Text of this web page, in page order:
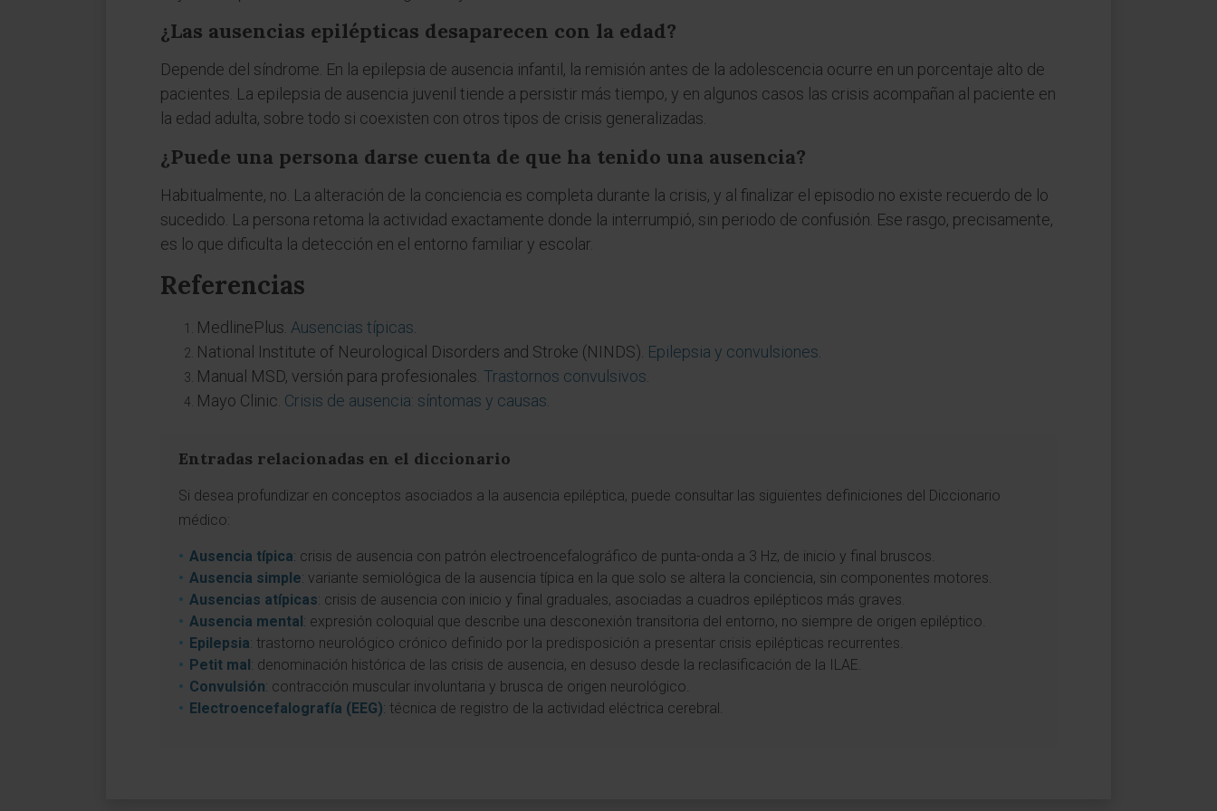
¿Las ausencias epilépticas desaparecen con la edad?
Depende del síndrome. En la epilepsia de ausencia infantil, la remisión antes de la adolescencia ocurre en un porcentaje alto de
pacientes. La epilepsia de ausencia juvenil tiende a persistir más tiempo, y en algunos casos las crisis acompañan al paciente en
la edad adulta, sobre todo si coexisten con otros tipos de crisis generalizadas.
¿Puede una persona darse cuenta de que ha tenido una ausencia?
Habitualmente, no. La alteración de la conciencia es completa durante la crisis, y al finalizar el episodio no existe recuerdo de lo
sucedido. La persona retoma la actividad exactamente donde la interrumpió, sin periodo de confusión. Ese rasgo, precisamente,
es lo que dificulta la detección en el entorno familiar y escolar.
Referencias
MedlinePlus. Ausencias típicas
National Institute of Neurological Disorders and Stroke (NINDS). Epilepsia y convulsiones
Manual MSD, versión para profesionales. Trastornos convulsivos
Mayo Clinic. Crisis de ausencia: síntomas y causas
Entradas relacionadas en el diccionario
Si desea profundizar en conceptos asociados a la ausencia epiléptica, puede consultar las siguientes definiciones del Diccionario
médico:
Ausencia típica: crisis de ausencia con patrón electroencefalográfico de punta-onda a 3 Hz, de inicio y final bruscos.
Ausencia simple: variante semiológica de la ausencia típica en la que solo se altera la conciencia, sin componentes motores.
Ausencias atípicas: crisis de ausencia con inicio y final graduales, asociadas a cuadros epilépticos más graves.
Ausencia mental: expresión coloquial que describe una desconexión transitoria del entorno, no siempre de origen epiléptico.
Epilepsia: trastorno neurológico crónico definido por la predisposición a presentar crisis epilépticas recurrentes.
Petit mal: denominación histórica de las crisis de ausencia, en desuso desde la reclasificación de la ILAE.
Convulsión: contracción muscular involuntaria y brusca de origen neurológico.
Electroencefalografía (EEG): técnica de registro de la actividad eléctrica cerebral.